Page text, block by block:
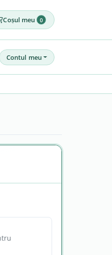
Coșul meu 0
Contul meu